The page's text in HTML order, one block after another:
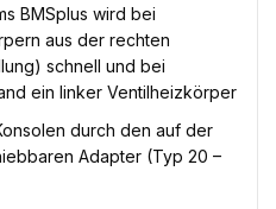
BMSplus wird bei
aus der rechten
schnell und bei
ein linker Ventilheizkörper
durch den auf der
Adapter (Typ 20 –